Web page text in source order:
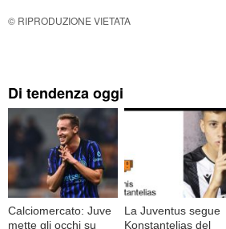
© RIPRODUZIONE VIETATA
Di tendenza oggi
Calciomercato: Juve
mette gli occhi su
La Juventus segue
Konstantelias del